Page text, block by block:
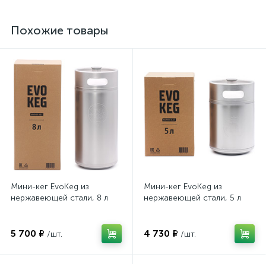
Похожие товары
Мини-кег EvoKeg из
нержавеющей стали, 8 л
5 700 ₽ /шт.
Мини-кег EvoKeg из
нержавеющей стали, 5 л
4 730 ₽ /шт.